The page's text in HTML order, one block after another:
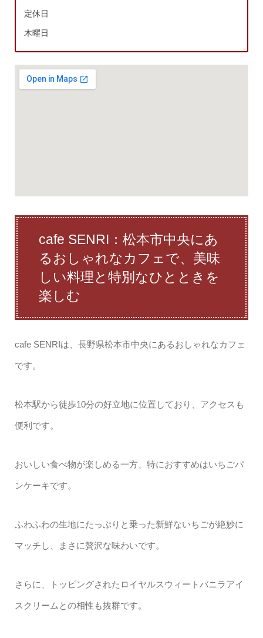
定休日
木曜日
cafe SENRI：松本市中央にあ
るおしゃれなカフェで、美味
しい料理と特別なひとときを
楽しむ
cafe SENRIは、長野県松本市中央にあるおしゃれなカフェ
です。
松本駅から徒歩10分の好立地に位置しており、アクセスも
便利です。
おいしい食べ物が楽しめる一方、特におすすめはいちごパ
ンケーキです。
ふわふわの生地にたっぷりと乗った新鮮ないちごが絶妙に
マッチし、まさに贅沢な味わいです。
さらに、トッピングされたロイヤルスウィートバニラアイ
スクリームとの相性も抜群です。